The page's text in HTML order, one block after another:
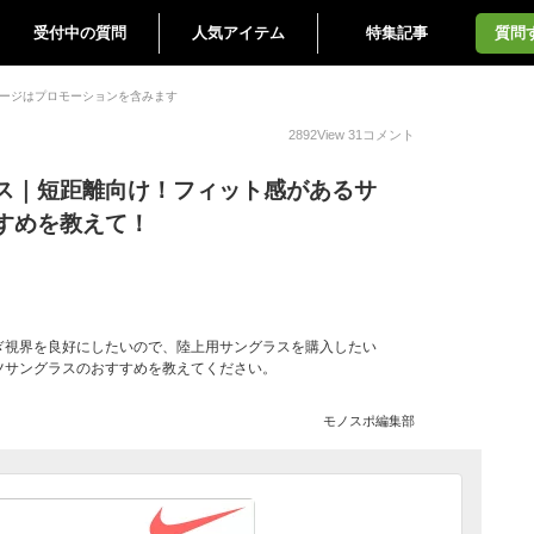
受付中の質問 人気アイテム 特集記事 質問
ジはプロモーションを含みます
2892View 31 コメント
｜短距離向け！フィット感があるサ
めを教えて！
界を良好にしたいので、陸上用サングラスを購入したい
ングラスのおすすめを教えてください。
モノスポ編集部